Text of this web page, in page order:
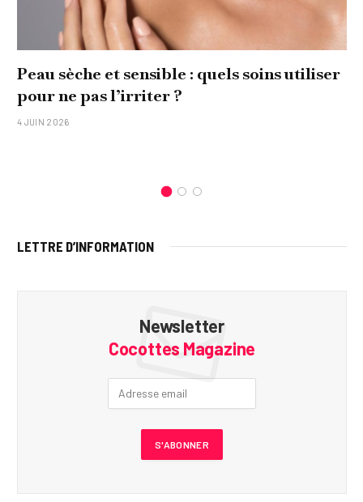
Peau sèche et sensible : quels soins utiliser
pour ne pas l’irriter ?
4 JUIN 2026
LETTRE D’INFORMATION
Newsletter
Cocottes Magazine